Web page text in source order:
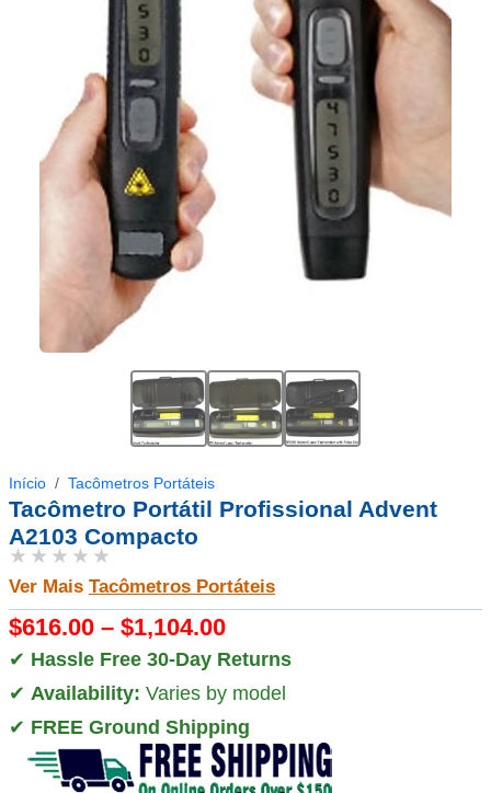
Início Tacômetros Portáteis
Tacômetro Portátil Profissional Advent
A2103 Compacto
★★★★★
Ver Mais Tacômetros Portáteis
$616.00 – $1,104.00
✔ Hassle Free 30-Day Returns
✔ Availability: Varies by model
✔ FREE Ground Shipping